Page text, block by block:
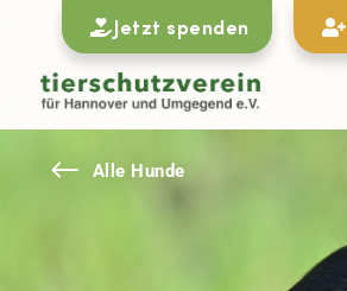
Jetzt spenden
# Alle Hunde